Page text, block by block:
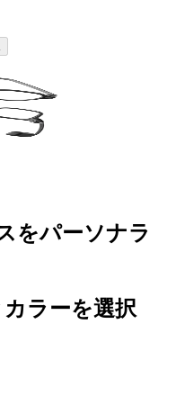
をパーソナラ
ラーを選択